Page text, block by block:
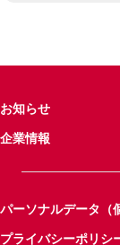
お知らせ
企業情報
パーソナルデータ（
プライバシーポリシ